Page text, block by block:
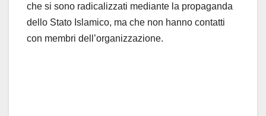
che si sono radicalizzati mediante la propaganda
dello Stato Islamico, ma che non hanno contatti
con membri dell’organizzazione.